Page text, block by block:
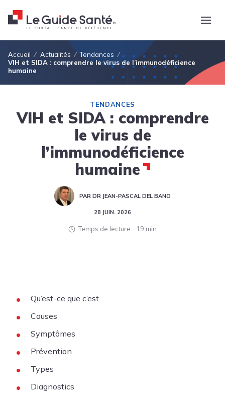
Fil d'Ariane
Accueil Actualités
Tendances
VIH et SIDA : comprendre le virus de l’immunodéficience
humaine
TENDANCES
VIH et SIDA : comprendre
le virus de
l’immunodéficience
humaine
PAR DR JEAN-PASCAL DEL BANO
28 JUIN. 2026
Temps de lecture 19 min
Qu’est-ce que c’est
Causes
Symptômes
Prévention
Types
Diagnostics